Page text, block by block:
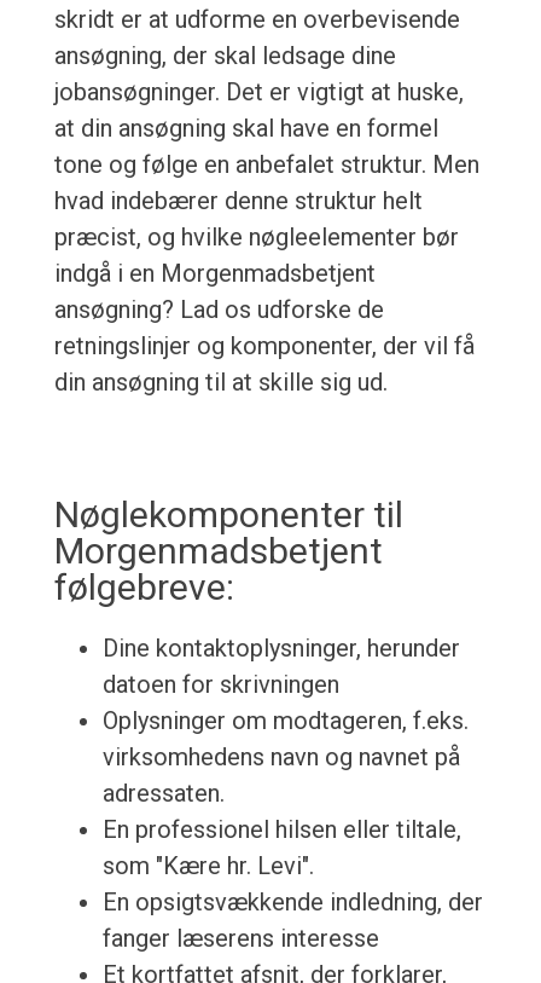
skridt er at udforme en overbevisende
ansøgning, der skal ledsage dine
jobansøgninger. Det er vigtigt at huske,
at din ansøgning skal have en formel
tone og følge en anbefalet struktur. Men
hvad indebærer denne struktur helt
præcist, og hvilke nøgleelementer bør
indgå i en Morgenmadsbetjent
ansøgning? Lad os udforske de
retningslinjer og komponenter, der vil få
din ansøgning til at skille sig ud.
Nøglekomponenter til
Morgenmadsbetjent
følgebreve:
Dine kontaktoplysninger, herunder
datoen for skrivningen
Oplysninger om modtageren, f.eks.
virksomhedens navn og navnet på
adressaten.
En professionel hilsen eller tiltale,
som "Kære hr. Levi".
En opsigtsvækkende indledning, der
fanger læserens interesse
Et kortfattet afsnit, der forklarer,